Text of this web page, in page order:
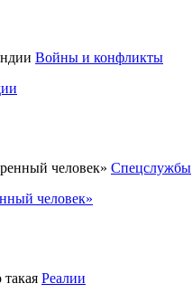
Войны и конфликты
Спецслужбы
человек»
Реалии